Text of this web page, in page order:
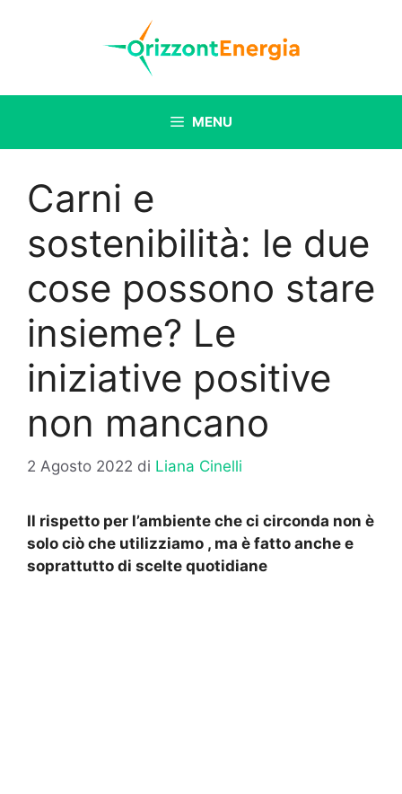
MENU
Carni e
sostenibilità: le due
cose possono stare
insieme? Le
iniziative positive
non mancano
2 Agosto 2022 di Liana Cinelli
Il rispetto per l’ambiente che ci circonda non è
solo ciò che utilizziamo , ma è fatto anche e
soprattutto di scelte quotidiane